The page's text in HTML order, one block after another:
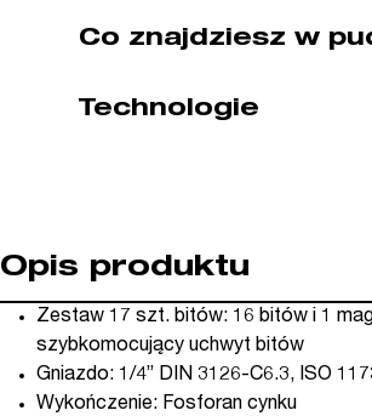
60T/17-
Co znajdziesz w
Technologie
Opis produktu
Zestaw 17 szt. bitów: 16 bitów i 1
szybkomocujący uchwyt bitów
Gniazdo: 1/4” DIN 3126-C6.3, ISO
Wykończenie: Fosforan cynku